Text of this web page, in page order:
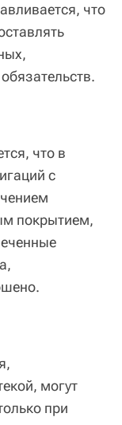
что
что в
с
покрытием,
могут
при